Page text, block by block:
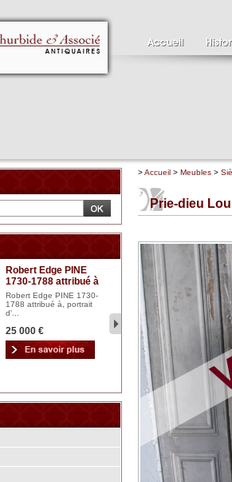
Robert Edge PINE
1730-1788 attribué à
Robert Edge PINE 1730-
1788 attribué à, portrait
d'...
25 000 € 2
>Accueil > Meubles >
Prie-dieu